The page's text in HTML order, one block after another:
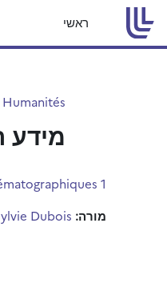
דילוג לתוכן הראשי
ראשי
מידע
1
מורה: Dubois